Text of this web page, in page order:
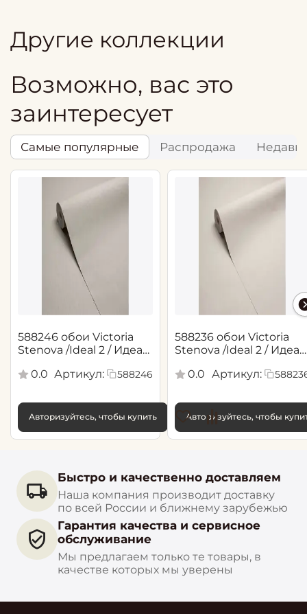
Другие коллекции
Возможно, вас это
заинтересует
Самые популярные Распродажа
588246 обои Victoria
Stenova /Ideal 2 / Идеал
0.0 Артикул: 588246
Авторизуйтесь, чтобы купить
588236 обои Victoria
Stenova /Ideal 2 / Идеал
0.0
Артикул:
Авторизуйтесь, чтобы
Быстро и качественно доставляем
Наша компания производит доставку
по всей России и ближнему зарубежью
Гарантия качества и сервисное
обслуживание
Мы предлагаем только те товары, в
качестве которых мы уверены